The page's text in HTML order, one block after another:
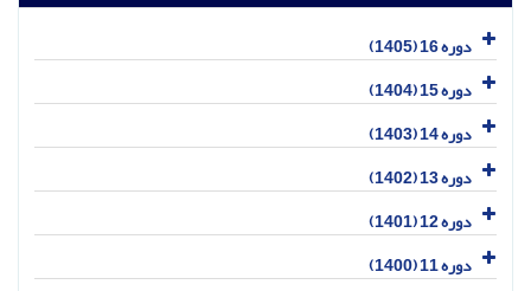
دوره 16 (1405)
دوره 15 (1404)
دوره 14 (1403)
دوره 13 (1402)
دوره 12 (1401)
دوره 11 (1400)